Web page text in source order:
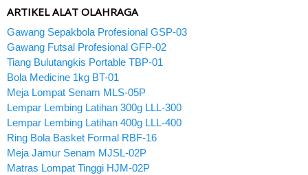
ARTIKEL ALAT OLAHRAGA
Gawang Sepakbola Profesional GSP-03
Gawang Futsal Profesional GFP-02
Tiang Bulutangkis Portable TBP-01
Bola Medicine 1kg BT-01
Meja Lompat Senam MLS-05P
Lempar Lembing Latihan 300g LLL-300
Lempar Lembing Latihan 400g LLL-400
Ring Bola Basket Formal RBF-16
Meja Jamur Senam MJSL-02P
Matras Lompat Tinggi HJM-02P